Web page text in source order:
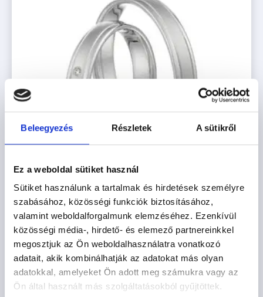
Beleegyezés Részletek A sütikről
Ez a weboldal sütiket használ
Sütiket használunk a tartalmak és hirdetések személyre
szabásához, közösségi funkciók biztosításához,
valamint weboldalforgalmunk elemzéséhez. Ezenkívül
közösségi média-, hirdető- és elemező partnereinkkel
megosztjuk az Ön weboldalhasználatra vonatkozó
adatait, akik kombinálhatják az adatokat más olyan
adatokkal, amelyeket Ön adott meg számukra vagy az
Ön által használt más szolgáltatásokból gyűjtöttek.
POZSONY
542.200Ft-tól
Opciók kiválasztása